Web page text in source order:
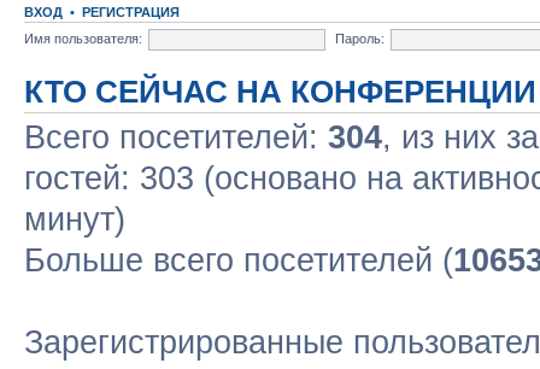
ВХОД • РЕГИСТРАЦИЯ
Имя пользователя:
Пароль:
КТО СЕЙЧАС НА КОНФЕРЕНЦИИ
Всего посетителей: 304, из них
гостей: 303 (основано на
минут)
Больше всего посетителей (
Зарегистрированные